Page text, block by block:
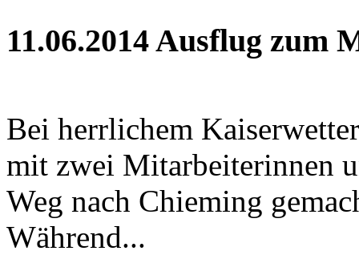
11.06.2014Ausflug zum
Bei herrlichem
mit zwei Mitarbeiterinnen
Weg nach Chieming
Während...